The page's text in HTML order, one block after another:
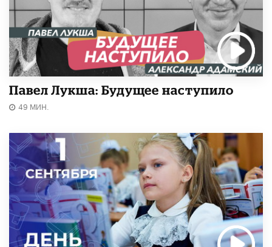
Павел Лукша: Будущее наступило
49 МИН.